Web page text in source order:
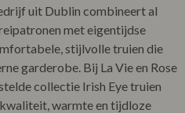
uit Dublin combineert al
met eigentijdse
stijlvolle truien die
garderobe. Bij La Vie en Rose
collectie Irish Eye truien
warmte en tijdloze